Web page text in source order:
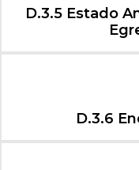
D.3.5 Estado
D.3.6